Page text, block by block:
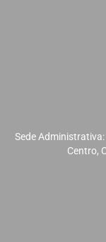
Sede
Centro,